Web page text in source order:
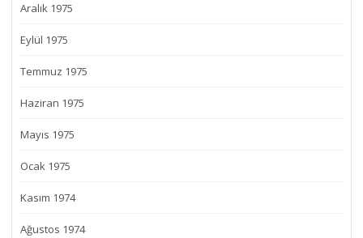
Aralık 1975
Eylül 1975
Temmuz 1975
Haziran 1975
Mayıs 1975
Ocak 1975
Kasım 1974
Ağustos 1974